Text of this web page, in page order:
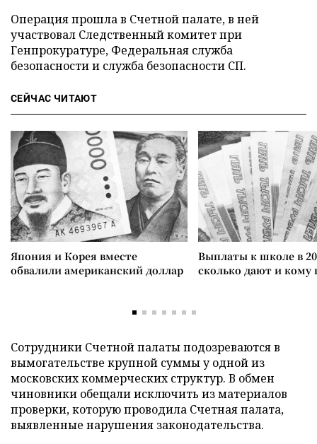
Операция прошла в Счетной палате, в ней
участвовал Следственный комитет при
Генпрокуратуре, Федеральная служба
безопасности и служба безопасности СП.
СЕЙЧАС ЧИТАЮТ
Япония и Корея вместе
обвалили американский доллар
Выплаты к школе в
сколько дают и
Сотрудники Счетной палаты подозреваются в
вымогательстве крупной суммы у одной из
московских коммерческих структур. В обмен
чиновники обещали исключить из материалов
проверки, которую проводила Счетная палата,
выявленные нарушения законодательства.